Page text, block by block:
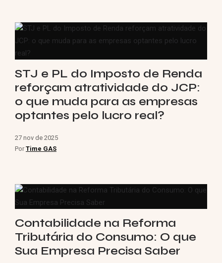
STJ e PL do Imposto de Renda
reforçam atratividade do JCP:
o que muda para as empresas
optantes pelo lucro real?
27 nov de 2025
Por Time GAS
Contabilidade na Reforma
Tributária do Consumo: O que
Sua Empresa Precisa Saber